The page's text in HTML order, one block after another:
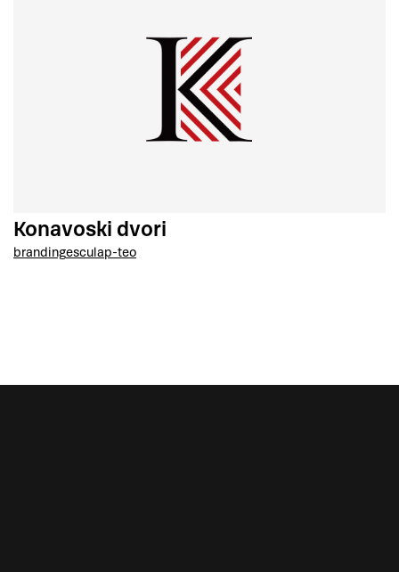
Konavoski dvori
brandingesculap-teo